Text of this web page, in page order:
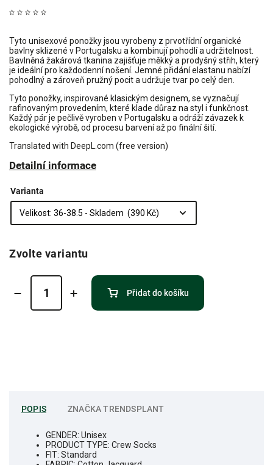
Tyto unisexové ponožky jsou vyrobeny z prvotřídní organické
bavlny sklizené v Portugalsku a kombinují pohodlí a udržitelnost.
Bavlněná žakárová tkanina zajišťuje měkký a prodyšný střih, který
je ideální pro každodenní nošení. Jemné přidání elastanu nabízí
pohodlný a zároveň pružný pocit a udržuje tvar po celý den.
Tyto ponožky, inspirované klasickým designem, se vyznačují
rafinovaným provedením, které klade důraz na styl i funkčnost.
Každý pár je pečlivě vyroben v Portugalsku a odráží závazek k
ekologické výrobě, od procesu barvení až po finální šití.
Translated with DeepL.com (free version)
Detailní informace
Varianta
Zvolte variantu
Přidat do košíku
POPIS ZNAČKATRENDSPLANT
GENDER: Unisex
PRODUCT TYPE: Crew Socks
FIT: Standard